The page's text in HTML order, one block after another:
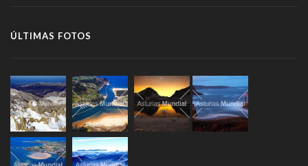
ÚLTIMAS FOTOS